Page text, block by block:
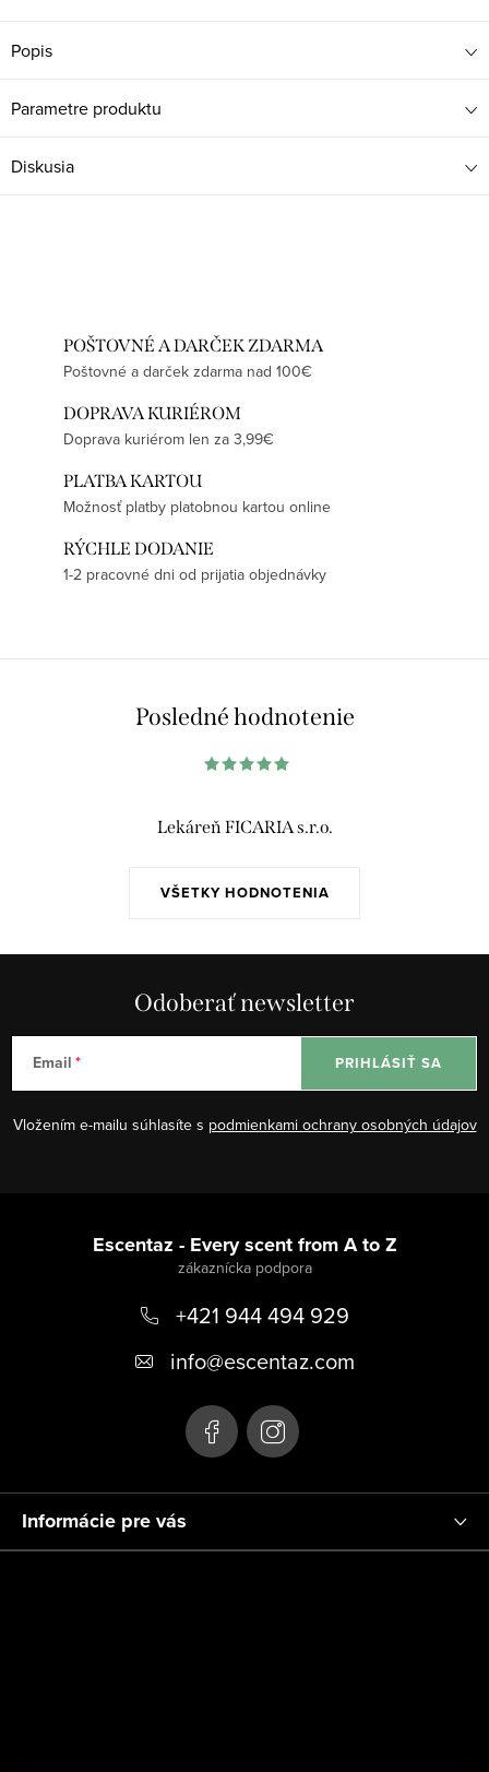
Popis
Parametre produktu
Diskusia
POŠTOVNÉ A DARČEK ZDARMA
Poštovné a darček zdarma nad 100€
DOPRAVA KURIÉROM
Doprava kuriérom len za 3,99€
PLATBA KARTOU
Možnosť platby platobnou kartou online
RÝCHLE DODANIE
1-2 pracovné dni od prijatia objednávky
Posledné hodnotenie
VŠETKY HODNOTENIA
Lekáreň FICARIA s.r.o.
Odoberať newsletter
Email
Vložením e-mailu súhlasíte s podmienkami ochrany osobných údajov
PRIHLÁSIŤ SA
Escentaz - Every scent from A to Z
+421 944 494 929
info@escentaz.com
Informácie pre vás